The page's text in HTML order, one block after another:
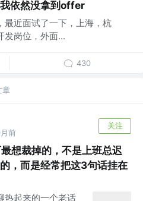
依然没拿到offer
最近面试了一下，上海，杭
发岗位，外面...
430
章
前
关注
想裁掉的，不是上班总迟
，而是经常把这3句话挂在
热起来的一个老话